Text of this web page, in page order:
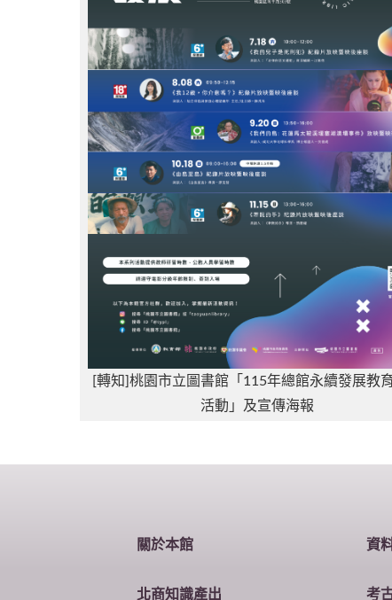
[轉知]桃園市立圖書館「115年總館永續發展教
活動」及宣傳海報
關於本館 資
北商知識產出 考